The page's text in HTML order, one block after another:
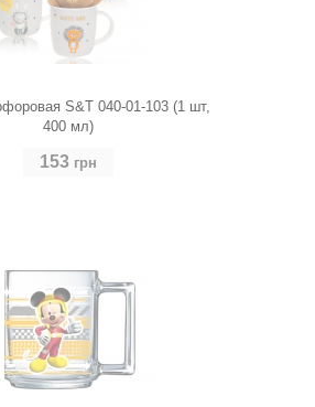
S&T 040-01-103 (1 шт,
400 мл)
153 грн